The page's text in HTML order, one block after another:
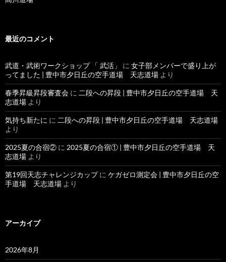
最近のコメント
武道・武術ワークショップ 「 武活」 に 女子部メンバーで盛り上が
ってました | 豊中市夕日丘の空手道場 天志道場 より
春季昇級昇段審査会 に 二段への昇段 | 豊中市夕日丘の空手道場 天
志道場 より
気持ち新たに に 二段への昇段 | 豊中市夕日丘の空手道場 天志道場
より
2025夏の合宿② に 2025夏の合宿① | 豊中市夕日丘の空手道場 天
志道場 より
第19回天志チャレンジカップに ケガゼロ測定会 | 豊中市夕日丘の空
手道場 天志道場 より
アーカイブ
2026年8月